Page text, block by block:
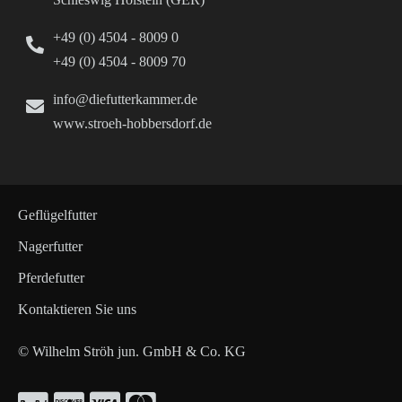
+49 (0) 4504 - 8009 0
+49 (0) 4504 - 8009 70
info@diefutterkammer.de
www.stroeh-hobbersdorf.de
Geflügelfutter
Nagerfutter
Pferdefutter
Kontaktieren Sie uns
© Wilhelm Ströh jun. GmbH & Co. KG